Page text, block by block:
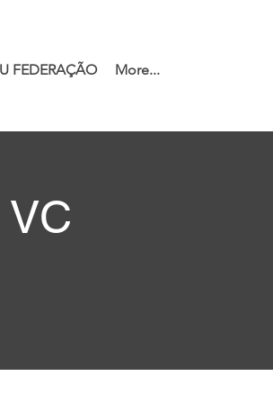
FEDERAÇÃO More...